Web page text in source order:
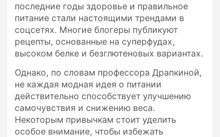
последние годы здоровье и правильное
питание стали настоящими трендами в
соцсетях. Многие блогеры публикуют
рецепты, основанные на суперфудах,
высоком белке и безглютеновых вариантах.
Однако, по словам профессора Драпкиной,
не каждая модная идея о питании
действительно способствует улучшению
самочувствия и снижению веса.
Некоторым привычкам стоит уделить
особое внимание, чтобы избежать